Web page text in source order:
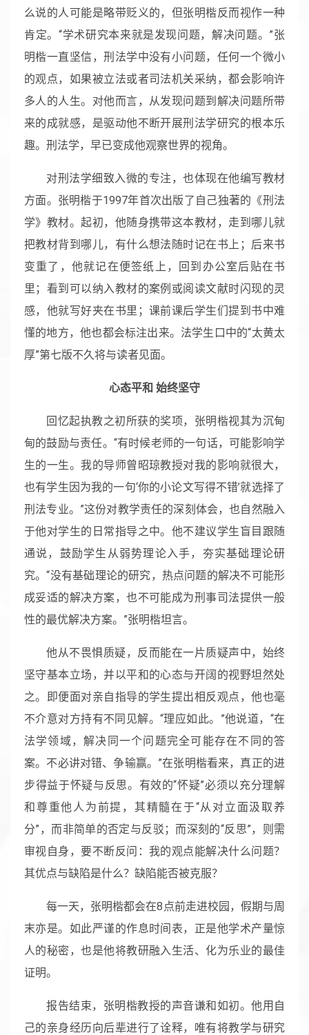
么说的人可能是略带贬义的，但张明楷反而视作一种
肯定。“学术研究本来就是发现问题，解决问题。”张
明楷一直坚信，刑法学中没有小问题，任何一个微小
的观点，如果被立法或者司法机关采纳，都会影响许
多人的人生。对他而言，从发现问题到解决问题所带
来的成就感，是驱动他不断开展刑法学研究的根本乐
趣。刑法学，早已变成他观察世界的视角。
对刑法学细致入微的专注，也体现在他编写教材
方面。张明楷于1997年首次出版了自己独著的《刑法
学》教材。起初，他随身携带这本教材，走到哪儿就
把教材背到哪儿，有什么想法随时记在书上；后来书
变重了，他就记在便签纸上，回到办公室后贴在书
里；看到可以纳入教材的案例或阅读文献时闪现的灵
感，他就写好夹在书里；课前课后学生们提到书中难
懂的地方，他也都会标注出来。法学生口中的“太黄太
厚”第七版不久将与读者见面。
心态平和 始终坚守
回忆起执教之初所获的奖项，张明楷视其为沉甸
甸的鼓励与责任。“有时候老师的一句话，可能影响学
生的一生。我的导师曾昭琼教授对我的影响就很大，
也有学生因为我的一句‘你的小论文写得不错’就选择了
刑法专业。”这份对教学责任的深刻体会，也自然融入
于他对学生的日常指导之中。他不建议学生盲目跟随
通说，鼓励学生从弱势理论入手，夯实基础理论研
究。“没有基础理论的研究，热点问题的解决不可能形
成妥适的解决方案，也不可能成为刑事司法提供一般
性的最优解决方案。”张明楷坦言。
他从不畏惧质疑，反而能在一片质疑声中，始终
坚守基本立场，并以平和的心态与开阔的视野坦然处
之。即便面对亲自指导的学生提出相反观点，他也毫
不介意对方持有不同见解。“理应如此。”他说道，“在
法学领域，解决同一个问题完全可能存在不同的答
案。不必讲对错、争输赢。”在张明楷看来，真正的进
步得益于怀疑与反思。有效的“怀疑”必须以充分理解
和尊重他人为前提，其精髓在于“从对立面汲取养
分”，而非简单的否定与反驳；而深刻的“反思”，则需
审视自身，要不断反问：我的观点能解决什么问题？
其优点与缺陷是什么？缺陷能否被克服？
每一天，张明楷都会在8点前走进校园，假期与周
末亦是。如此严谨的作息时间表，正是他学术产量惊
人的秘密，也是他将教研融入生活、化为乐业的最佳
证明。
报告结束，张明楷教授的声音谦和如初。他用自
己的亲身经历向后辈进行了诠释，唯有将教学与研究